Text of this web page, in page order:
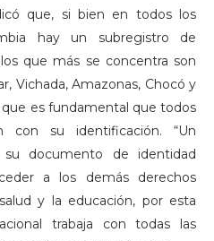
que, si bien en todos los
hay un subregistro de
que más se concentra son
Vichada, Amazonas, Chocó y
es fundamental que todos
con su identificación. “Un
documento de identidad
a los demás derechos
y la educación, por esta
trabaja con todas las